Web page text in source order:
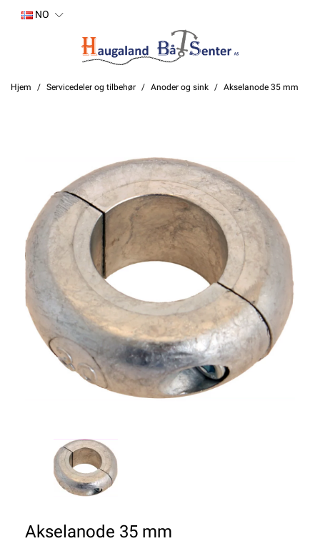
NO
Hjem Servicedeler og tilbehør Anoder og sink Akselanode 35 mm
Akselanode 35 mm